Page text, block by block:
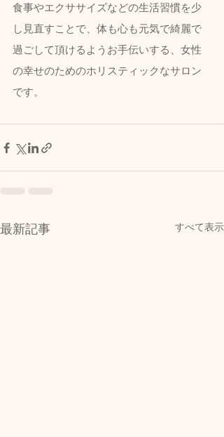
食事やエクササイズなどの生活習慣を少
し見直すことで、体も心も元気で綺麗で
過ごして頂けるようお手伝いする、女性
の幸せのためのホリスティックなサロン
です。
最新記事 すべて表示